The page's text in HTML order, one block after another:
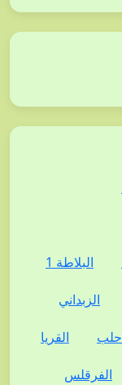
البلاطة 1
الزبداني
حلب القريا
الفرقلس